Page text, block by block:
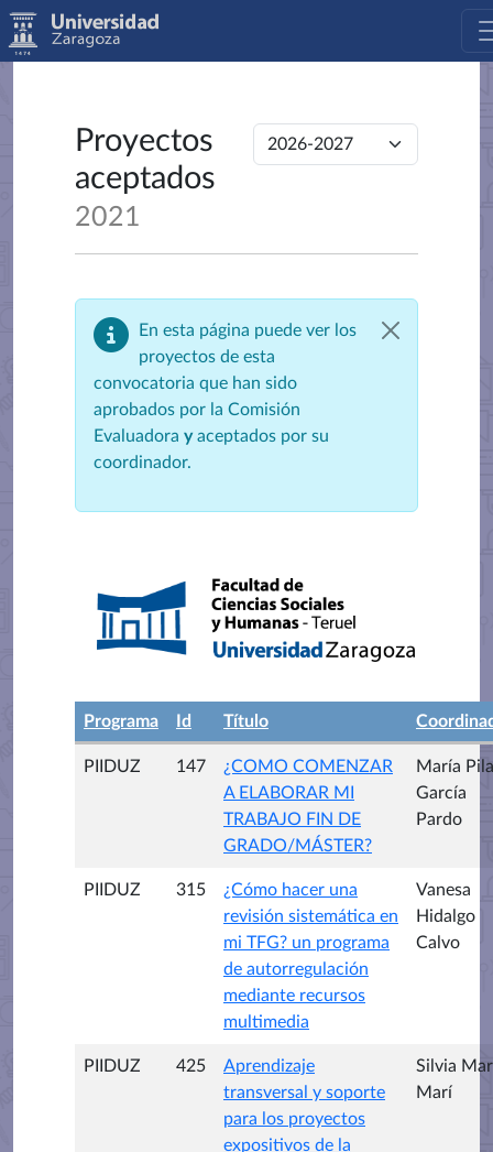
Proyectos
aceptados
2021
En esta página puede ver los
proyectos de esta
convocatoria que han sido
aprobados por la Comisión
Evaluadora yaceptados por su
coordinador.
Programa Id Título
PIIDUZ 147
¿COMO COMENZAR
A ELABORAR MI
TRABAJO FIN DE
GRADO/MÁSTER?
María
García
Pardo
PIIDUZ 315
¿Cómo hacer una
revisión sistemática en
mi TFG? un programa
de autorregulación
mediante recursos
multimedia
Vanesa
Hidalgo
Calvo
PIIDUZ 425
Aprendizaje
transversal y soporte
para los proyectos
expositivos de la
Silvia
Marí